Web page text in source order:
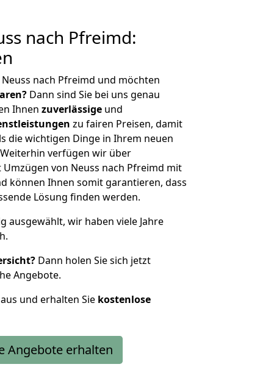
nach Pfreimd:
nach Pfreimd und möchten
Dann sind Sie bei uns genau
Ihnen zuverlässige und
zu fairen Preisen, damit
die wichtigen Dinge in Ihrem neuen
verfügen wir über
von Neuss nach Pfreimd mit
können Ihnen somit garantieren, dass
Lösung finden werden.
ausgewählt, wir haben viele Jahre
Dann holen Sie sich jetzt
Angebote.
und erhalten Sie kostenlose
Angebote erhalten